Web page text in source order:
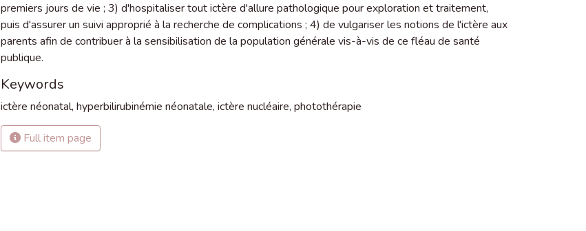
premiers jours de vie ; 3) d'hospitaliser tout ictère d'allure pathologique pour exploration et traitement,
puis d'assurer un suivi approprié à la recherche de complications ; 4) de vulgariser les notions de l'ictère aux
parents afin de contribuer à la sensibilisation de la population générale vis-à-vis de ce fléau de santé
publique.
Keywords
ictère néonatal, hyperbilirubinémie néonatale, ictère nucléaire, photothérapie
Full item page